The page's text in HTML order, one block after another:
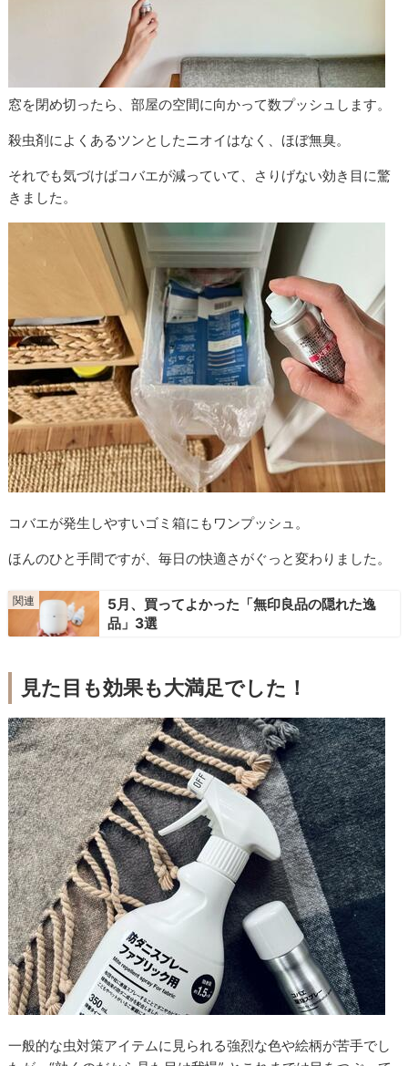
窓を閉め切ったら、部屋の空間に向かって数プッシュします。
殺虫剤によくあるツンとしたニオイはなく、ほぼ無臭。
それでも気づけばコバエが減っていて、さりげない効き目に驚
きました。
コバエが発生しやすいゴミ箱にもワンプッシュ。
ほんのひと手間ですが、毎日の快適さがぐっと変わりました。
5月、買ってよかった「無印良品の隠れた逸
品」3選
見た目も効果も大満足でした！
一般的な虫対策アイテムに見られる強烈な色や絵柄が苦手でし